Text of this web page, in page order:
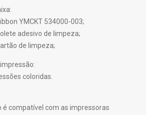
YMCKT 534000-003;
adesivo de limpeza;
de limpeza;
coloridas.
é compatível com as impressoras